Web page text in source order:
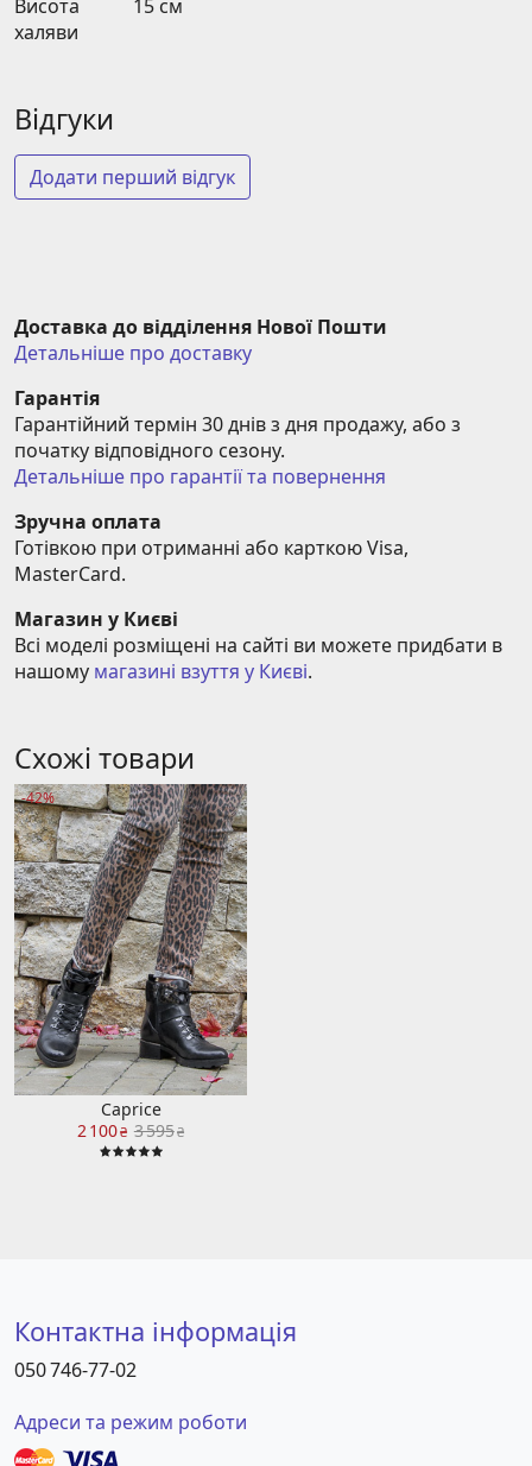
Висота
халяви
15 см
Відгуки
Додати перший відгук
Доставка до відділення Нової Пошти
Детальніше про доставку
Гарантія
Гарантійний термін 30 днів з дня продажу, або з
початку відповідного сезону.
Детальніше про гарантії та повернення
Зручна оплата
Готівкою при отриманні або карткою Visa,
MasterCard.
Магазин у Києві
Всі моделі розміщені на сайті ви можете придбати в
нашому магазині взуття у Києві.
Схожі товари
-42%
Caprice
2 100₴ 3 595₴
Контактна інформація
050 746-77-02
Адреси та режим роботи